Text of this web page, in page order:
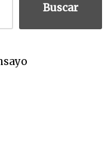
Buscar